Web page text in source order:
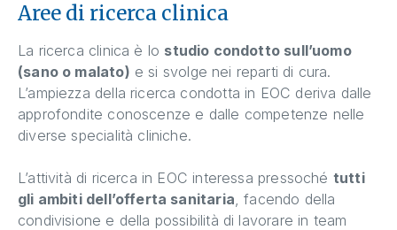
Aree di ricerca clinica
La ricerca clinica è lo studio condotto sull’uomo
(sano o malato) e si svolge nei reparti di cura.
L’ampiezza della ricerca condotta in EOC deriva dalle
approfondite conoscenze e dalle competenze nelle
diverse specialità cliniche.
L’attività di ricerca in EOC interessa pressoché tutti
gli ambiti dell’offerta sanitaria , facendo della
condivisione e della possibilità di lavorare in team